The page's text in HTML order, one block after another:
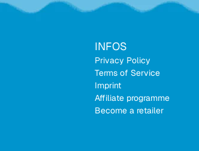
INFOS
Privacy Policy
Terms of Service
Imprint
Affiliate programme
Become a retailer